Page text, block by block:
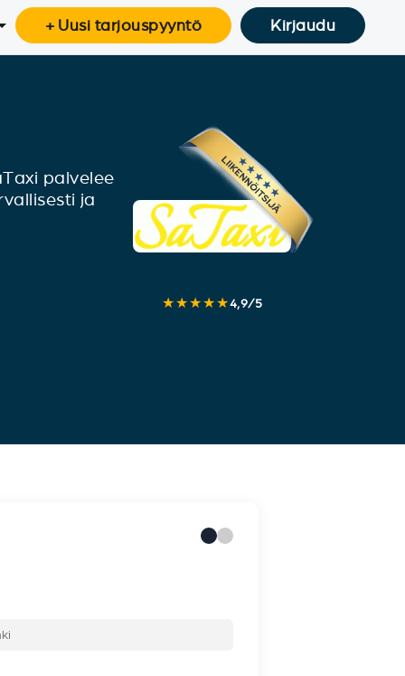
+ Uusi tarjouspyyntö Kirjaudu
palvelee
ja
★★★★★4,9/5